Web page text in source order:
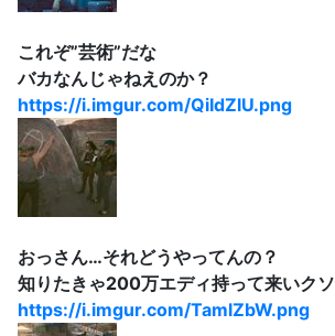
これぞ”芸術”だな
バカなんじゃねえのか？
https://i.imgur.com/QiIdZlU.png
おっさん…それどうやってんの？
知りたきゃ200万エディ持って来いクソ
https://i.imgur.com/TamlZbW.png